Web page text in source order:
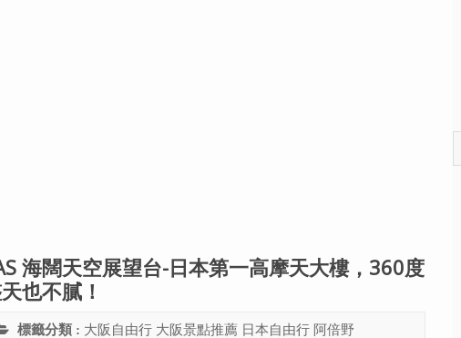
海闊天空展望台-日本第一高摩天大樓，360度
也不膩！
標籤分類 : 大阪自由行 大阪景點推薦 日本自由行 阿倍野